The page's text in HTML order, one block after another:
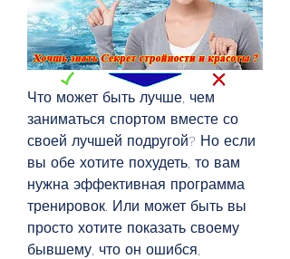
Что может быть лучше, чем
заниматься спортом вместе со
своей лучшей подругой? Но если
вы обе хотите похудеть, то вам
нужна эффективная программа
тренировок. Или может быть вы
просто хотите показать своему
бывшему, что он ошибся,